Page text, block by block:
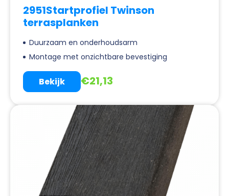
2951Startprofiel Twinson
terrasplanken
Duurzaam en onderhoudsarm
Montage met onzichtbare bevestiging
€21,13
Bekijk